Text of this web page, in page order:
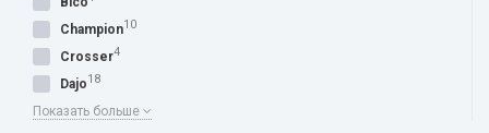
Champion10
Crosser4
Dajo18
Показать больше